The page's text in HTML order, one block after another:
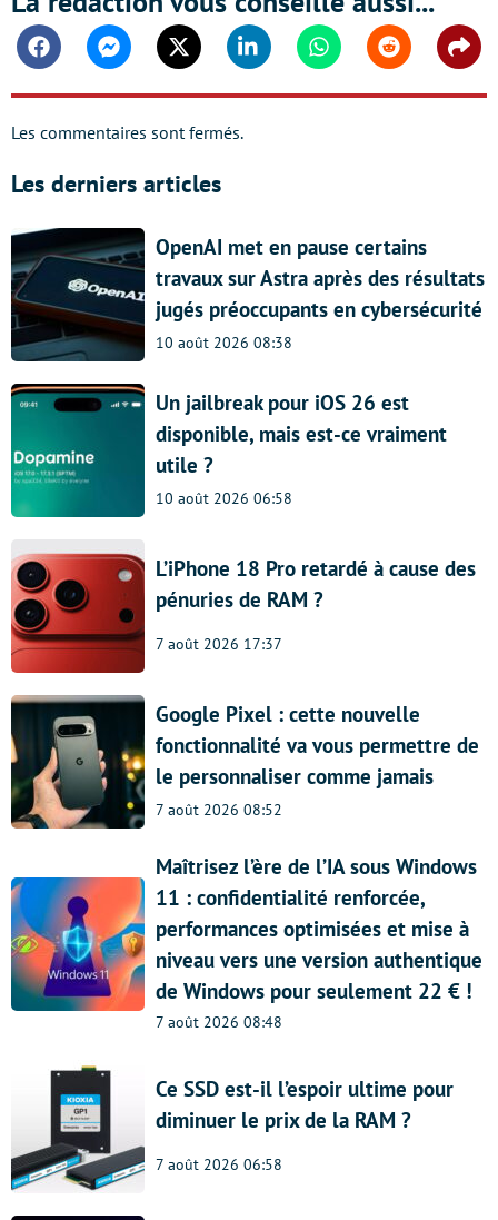
FacebookMessengerTwitter Linkedin WhatsappReddit
Les commentaires sont fermés.
Les derniers articles
OpenAI met en pause certains
travaux sur Astra après des résultats
jugés préoccupants en cybersécurité
10 août 2026 08:38
Un jailbreak pour iOS 26 est
disponible, mais est-ce vraiment
utile ?
10 août 2026 06:58
L’iPhone 18 Pro retardé à cause des
pénuries de RAM ?
7 août 2026 17:37
Google Pixel : cette nouvelle
fonctionnalité va vous permettre de
le personnaliser comme jamais
7 août 2026 08:52
Maîtrisez l’ère de l’IA sous Windows
11 : confidentialité renforcée,
performances optimisées et mise à
niveau vers une version authentique
de Windows pour seulement 22 € !
7 août 2026 08:48
Ce SSD est-il l’espoir ultime pour
diminuer le prix de la RAM ?
7 août 2026 06:58